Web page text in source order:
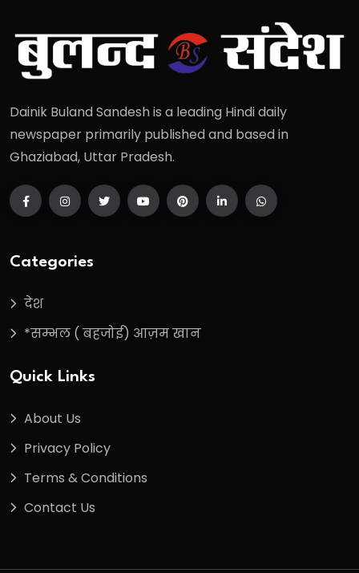
Dainik Buland Sandesh is a leading Hindi daily
newspaper primarily published and based in
Ghaziabad, Uttar Pradesh.
Categories
देश
*सम्भल ( बहजोई) आज़म खान
Quick Links
About Us
Privacy Policy
Terms & Conditions
Contact Us